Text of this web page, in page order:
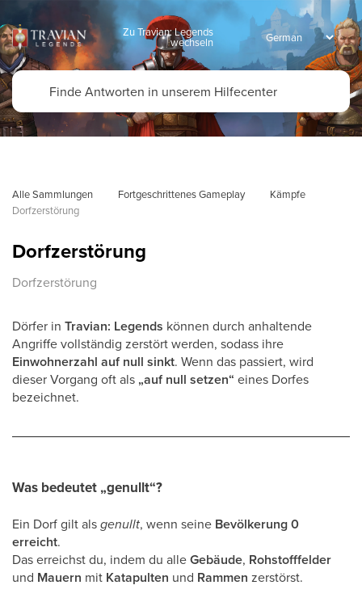
Zu Travian: Legends
wechseln
Alle Sammlungen Fortgeschrittenes Gameplay
Kämpfe
Dorfzerstörung
Dorfzerstörung
Dorfzerstörung
Dörfer in Travian: Legends können durch anhaltende
Angriffe vollständig zerstört werden, sodass ihre
Einwohnerzahl auf null sinkt. Wenn das passiert, wird
dieser Vorgang oft als „auf null setzen“ eines Dorfes
bezeichnet.
Was bedeutet „genullt“?
Ein Dorf gilt alsgenullt, wenn seine Bevölkerung 0
erreicht.
Das erreichst du, indem du alleGebäude, Rohstofffelder
und Mauern mit Katapulten und Rammen zerstörst.